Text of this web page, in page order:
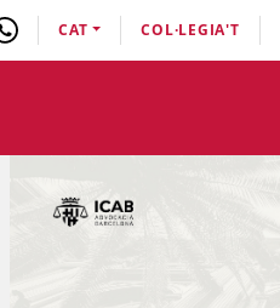
CAT COL·LEGIA'T